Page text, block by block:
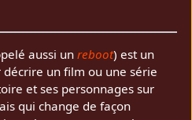
aussi unreboot) est un
un film ou une série
et ses personnages sur
qui change de façon